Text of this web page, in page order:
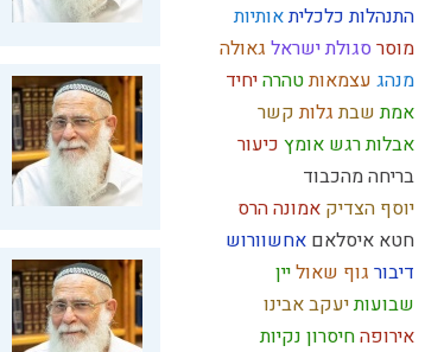
התנהלות כלכליתאותיות
מוסר סגולת ישראל גאולה
מנהג עצמאותטהרהיחיד
אמתשבתגלותקשר
אבלותרגש אומץ כיעור
בריחה מהכבוד
יוסף הצדיק אמונההרס
חטא איסלאם אחשוורוש
דיבור גוף שאוליין
שבועותיעקב אבינו
אירופהחיסרון נקיות